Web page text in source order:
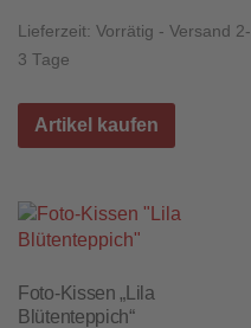
Lieferzeit: Vorrätig - Versand 2-
3 Tage
Artikel kaufen
Foto-Kissen „Lila
Blütenteppich“